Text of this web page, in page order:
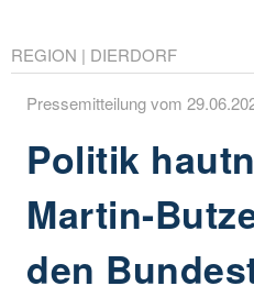
REGION | DIERDORF
Pressemitteilung vom
Politik
Martin-
den